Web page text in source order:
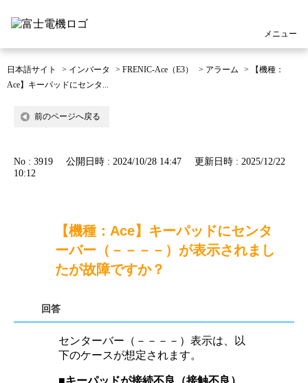
メニュー
日本語サイト > インバータ > FRENIC-Ace（E3） > アラーム >
【機種：
Ace】キーパッドにセンタ...
前のページへ戻る
No : 3919 公開日時 : 2024/10/28 14:47
更新日時 : 2025/12/22
10:12
【機種：Ace】キーパッドにセンタ
ーバー（－－－－）が表示されまし
たが故障ですか？
回答
センターバー（－－－－）表示は、以
下のケースが想定されます。
■キーパッドが接続不良（接触不良）